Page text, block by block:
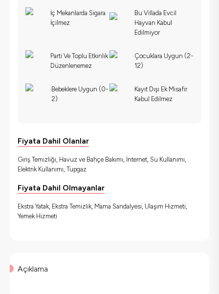
İç Mekanlarda Sigara
İçilmez
Bu Villada Evcil
Hayvan Kabul
Edilmiyor
Parti Ve Toplu Etkinlik
Düzenlenemez
Çocuklara Uygun (2-
12)
Bebeklere Uygun (0-
2)
Kayıt Dışı Ek Misafir
Kabul Edilmez
Fiyata Dahil Olanlar
Giriş Temizliği, Havuz ve Bahçe Bakımı, İnternet, Su Kullanımı,
Elektrik Kullanımı, Tüpgaz
Fiyata Dahil Olmayanlar
Ekstra Yatak, Ekstra Temizlik, Mama Sandalyesi, Ulaşım Hizmeti,
Yemek Hizmeti
Açıklama